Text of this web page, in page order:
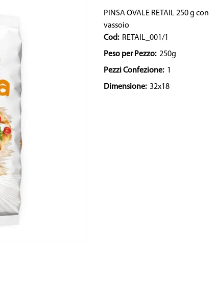
PINSA OVALE RETAIL 250 g con
vassoio
Cod: RETAIL_001/1
Peso per Pezzo: 250g
Pezzi Confezione: 1
Dimensione: 32x18